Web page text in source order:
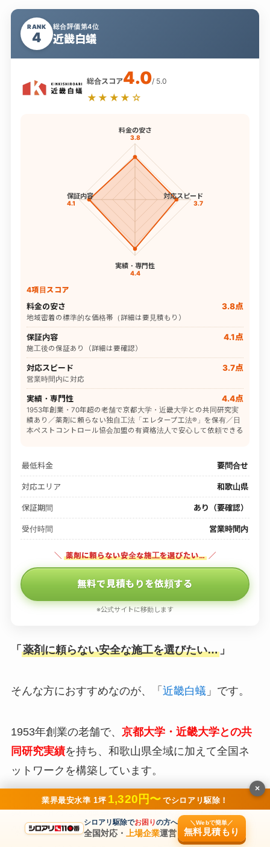
RANK
4
総合評価第4位
近畿白蟻
総合スコア4.0/ 5.0
★★★★☆
料金の安さ
3.8
対応スピード
3.7
実績・専門性
4.4
保証内容
4.1
4項目スコア
料金の安さ 3.8点
地域密着の標準的な価格帯（詳細は要見積もり）
保証内容 4.1点
施工後の保証あり（詳細は要確認）
対応スピード 3.7点
営業時間内に対応
実績・専門性 4.4点
1953年創業・70年超の老舗で京都大学・近畿大学との共同研究実
績あり／薬剤に頼らない独自工法「エレタープ工法®」を保有／日
本ペストコントロール協会加盟の有資格法人で安心して依頼できる
最低料金 要問合せ
対応エリア 和歌山県
保証期間 あり（要確認）
受付時間 営業時間内
＼ 薬剤に頼らない安全な施工を選びたい… ／
無料で見積もりを依頼する
※公式サイトに移動します
「 薬剤に頼らない安全な施工を選びたい…」
そんな方におすすめなのが、「 近畿白蟻 」です。
1953年創業の老舗で、 京都大学・近畿大学との共
同研究実績を持ち、和歌山県全域に加えて全国ネ
ットワークを構築しています。
薬剤に頼らない独自工法「エレタープ工法®」を
保有しており、小さなお子さまやペットがいるご
業界最安水準 1坪 1,320円〜 でシロアリ駆除！
シロアリ駆除でお困りの方へ
全国対応・ 上場企業運営
＼Webで簡単／
無料見積もり
×